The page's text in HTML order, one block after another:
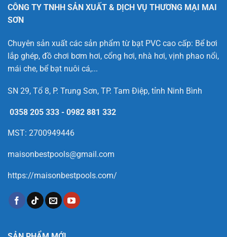
CÔNG TY TNHH SẢN XUẤT & DỊCH VỤ THƯƠNG MẠI MAI
SƠN
Chuyên sản xuất các sản phẩm từ bạt PVC cao cấp: Bể bơi
lắp ghép, đồ chơi bơm hơi, cổng hơi, nhà hơi, vịnh phao nổi,
mái che, bể bạt nuôi cá,...
SN 29, Tổ 8, P. Trung Sơn, TP. Tam Điệp, tỉnh Ninh Bình
0358 205 333 - 0982 881 332
MST: 2700949446
maisonbestpools@gmail.com
https://maisonbestpools.com/